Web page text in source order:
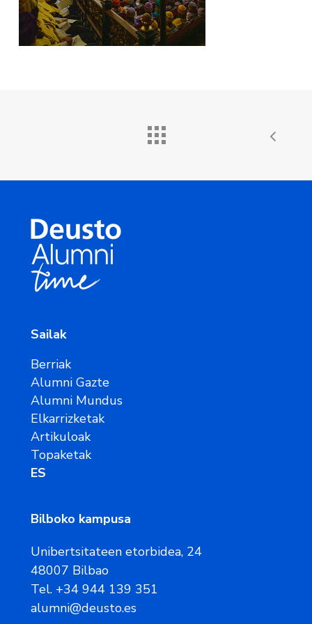
Sailak
Berriak
Alumni Gazte
Alumni Mundus
Elkarrizketak
Artikuloak
Topaketak
ES
Bilboko kampusa
Unibertsitateen etorbidea, 24
48007 Bilbao
Tel. +34 944 139 351
alumni@deusto.es